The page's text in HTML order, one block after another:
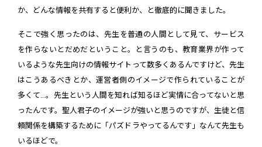
か、どんな情報を共有すると便利か、と徹底的に聞きました。
そこで強く思ったのは、先生を普通の人間として見て、サービス
を作らないとだめだということ。と言うのも、教育業界が作って
いるような先生向けの情報サイトって数多くあるんですけど、先生
はこうあるべきとか、運営者側のイメージで作られていることが
多くて...。先生という人間を知れば知るほど実情に合ってないと思
ったんです。聖人君子のイメージが強いと思うのですが、生徒と信
頼関係を構築するために「パズドラやってるんです」なんて先生も
いるほどで。